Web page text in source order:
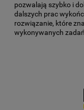
pozwalają szybko i
dalszych prac
rozwiązanie, które
wykonywanych